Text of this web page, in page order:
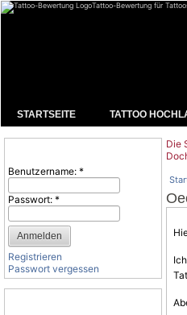
Tattoo-Bewertung für
STARTSEITE TATTOO
Benutzername: *
Passwort: *
Registrieren
Passwort vergessen
Die